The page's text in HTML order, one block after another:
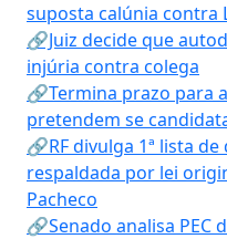
suposta calúnia contra
🔗Juiz decide que
injúria contra colega
🔗Termina prazo para
pretendem se
🔗RF divulga 1ª lista
respaldada por lei
Pacheco
🔗Senado analisa PEC